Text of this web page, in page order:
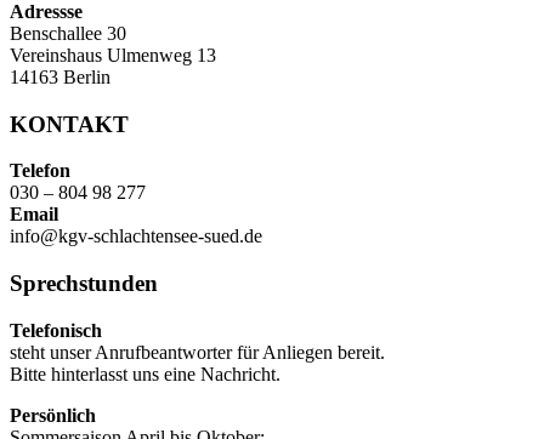
Adressse
Benschallee 30
Vereinshaus Ulmenweg 13
14163 Berlin
KONTAKT
Telefon
030 – 804 98 277
Email
info@kgv-schlachtensee-sued.de
Sprechstunden
Telefonisch
steht unser Anrufbeantworter für Anliegen bereit.
Bitte hinterlasst uns eine Nachricht.
Persönlich